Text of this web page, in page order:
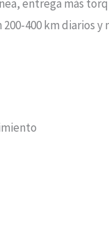
entrega más
400 km diarios